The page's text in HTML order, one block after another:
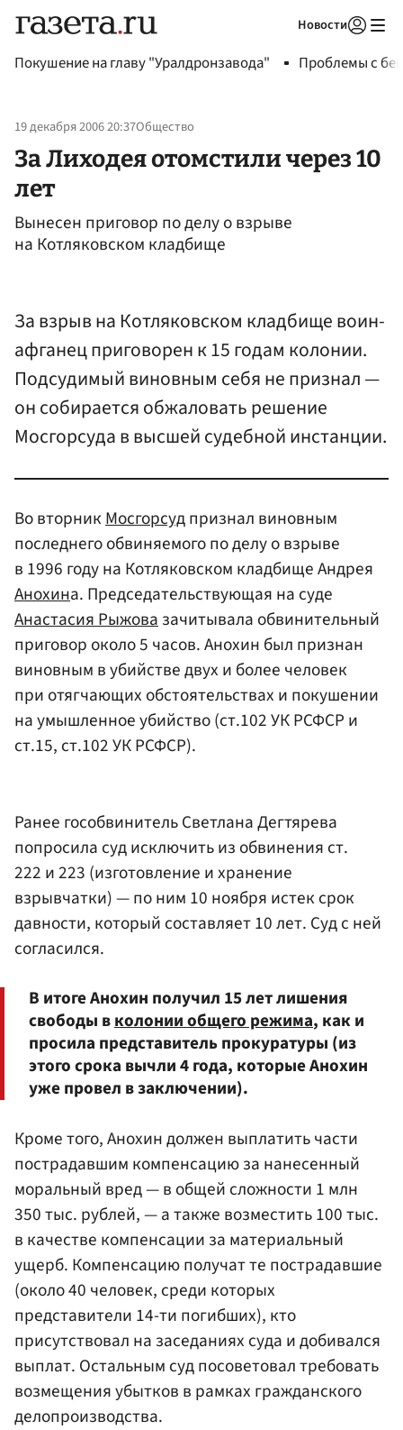
Новости
Покушение на главу "Уралдронзавода" Проблемы с
19 декабря 2006 20:37Общество
За Лиходея отомстили через 10
лет
Вынесен приговор по делу о взрыве
на Котляковском кладбище
За взрыв на Котляковском кладбище воин-
афганец приговорен к 15 годам колонии.
Подсудимый виновным себя не признал —
он собирается обжаловать решение
Мосгорсуда в высшей судебной инстанции.
Во вторник Мосгорсудпризнал виновным
последнего обвиняемого по делу о взрыве
в 1996 году на Котляковском кладбище Андрея
Анохина. Председательствующая на суде
Анастасия Рыжова зачитывала обвинительный
приговор около 5 часов. Анохин был признан
виновным в убийстве двух и более человек
при отягчающих обстоятельствах и покушении
на умышленное убийство (ст.102 УК РСФСР и
ст.15, ст.102 УК РСФСР).
Ранее гособвинитель Светлана Дегтярева
попросила суд исключить из обвинения ст.
222 и 223 (изготовление и хранение
взрывчатки) — по ним 10 ноября истек срок
давности, который составляет 10 лет. Суд с ней
согласился.
В итоге Анохин получил 15 лет лишения
свободы вколонии общего режима, как и
просила представитель прокуратуры (из
этого срока вычли 4 года, которые Анохин
уже провел в заключении).
Кроме того, Анохин должен выплатить части
пострадавшим компенсацию за нанесенный
моральный вред — в общей сложности 1 млн
350 тыс. рублей, — а также возместить 100 тыс.
в качестве компенсации за материальный
ущерб. Компенсацию получат те пострадавшие
(около 40 человек, среди которых
представители 14-ти погибших), кто
присутствовал на заседаниях суда и добивался
выплат. Остальным суд посоветовал требовать
возмещения убытков в рамках гражданского
делопроизводства.